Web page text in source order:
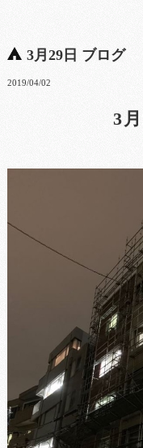
3月29日 ブログ
2019/04/02
3